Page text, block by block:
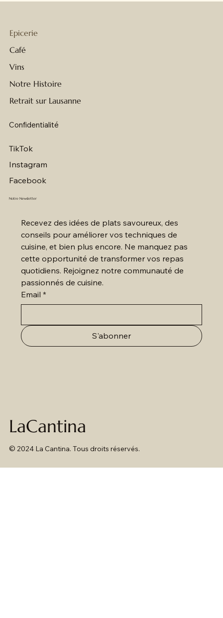
Epicerie
Café
Vins
Notre Histoire
Retrait sur Lausanne
Confidentialité
TikTok
Instagram
Facebook
Notre Newsletter
Recevez des idées de plats savoureux, des
conseils pour améliorer vos techniques de
cuisine, et bien plus encore. Ne manquez pas
cette opportunité de transformer vos repas
quotidiens. Rejoignez notre communauté de
passionnés de cuisine.
Email *
S'abonner
LaCantina
© 2024 La Cantina. Tous droits réservés.